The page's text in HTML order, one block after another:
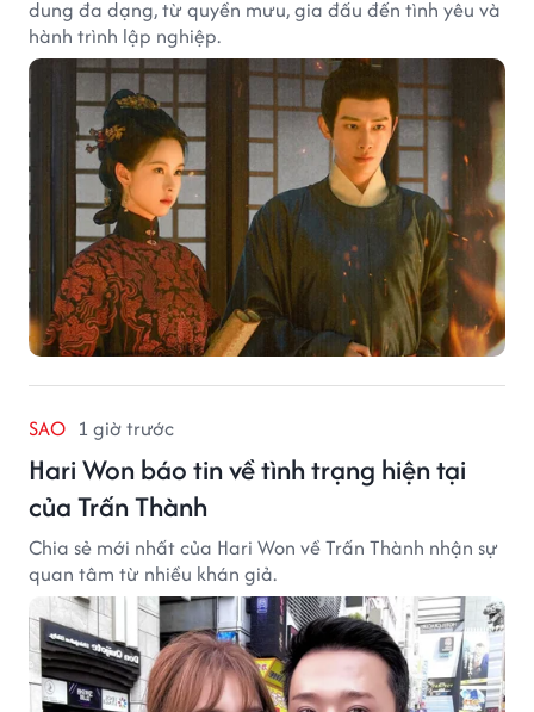
dung đa dạng, từ quyền mưu, gia đấu đến tình yêu và
hành trình lập nghiệp.
SAO 1 giờ trước
Hari Won báo tin về tình trạng hiện tại
của Trấn Thành
Chia sẻ mới nhất của Hari Won về Trấn Thành nhận sự
quan tâm từ nhiều khán giả.